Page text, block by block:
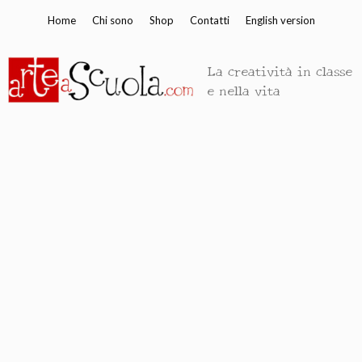
contenuto
Home Chi sono Shop Contatti English version
La creatività in classe
e nella vita